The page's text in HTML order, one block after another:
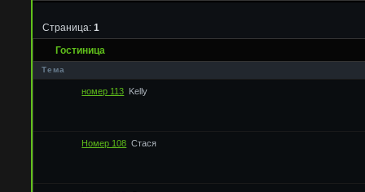
Гостиница
Страница:1
Тема
номер 113 Kelly
Номер 108 Стася